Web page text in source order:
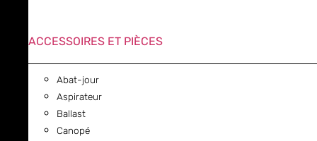
ACCESSOIRES ET PIÈCES
Abat-jour
Aspirateur
Ballast
Canopé